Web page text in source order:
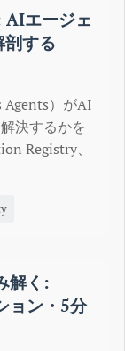
AIエージェ
する
Agents）がAI
決するかを
Registry、
解く:
ョン・5分